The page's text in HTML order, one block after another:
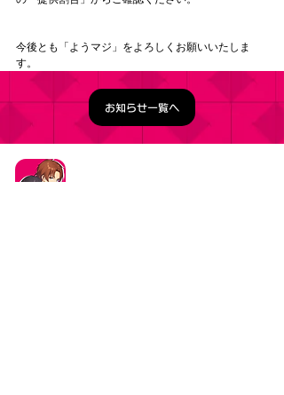
今後とも「ようマジ」をよろしくお願いいたしま
す。
お知らせ一覧へ